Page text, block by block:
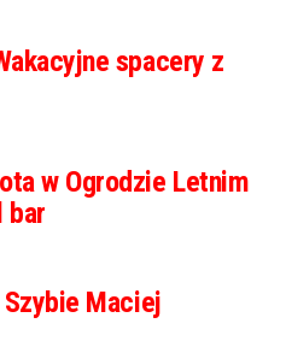
spacery z
w Ogrodzie Letnim
bar
Maciej